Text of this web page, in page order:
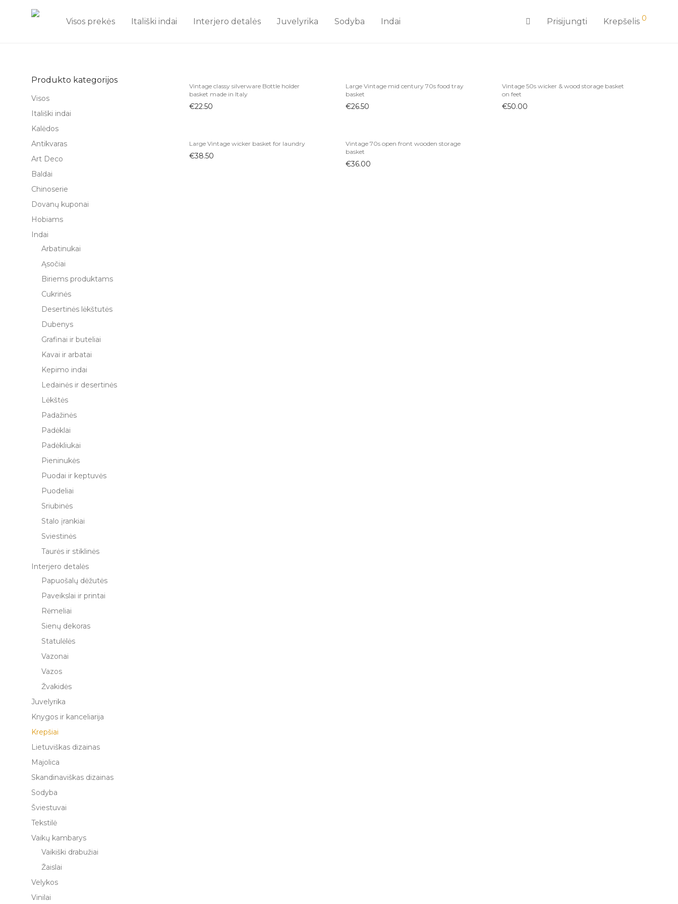
Visos prekės Itališki indai Interjero detalės Juvelyrika Sodyba Indai Prisijungti Krepšelis 0
Produkto kategorijos
Visos
Itališki indai
Kalėdos
Antikvaras
Art Deco
Baldai
Chinoserie
Dovanų kuponai
Hobiams
Indai
Arbatinukai
Ąsočiai
Biriems produktams
Cukrinės
Desertinės lėkštutės
Dubenys
Grafinai ir buteliai
Kavai ir arbatai
Kepimo indai
Ledainės ir desertinės
Lėkštės
Padažinės
Padėklai
Padėkliukai
Pieninukės
Puodai ir keptuvės
Puodeliai
Sriubinės
Stalo įrankiai
Sviestinės
Taurės ir stiklinės
Interjero detalės
Papuošalų dėžutės
Paveikslai ir printai
Rėmeliai
Sienų dekoras
Statulėlės
Vazonai
Vazos
Žvakidės
Juvelyrika
Knygos ir kanceliarija
Krepšiai
Lietuviškas dizainas
Majolica
Skandinaviškas dizainas
Sodyba
Šviestuvai
Tekstilė
Vaikų kambarys
Vaikiški drabužiai
Žaislai
Velykos
Vinilai
Vintage classy silverware Bottle holder
basket made in Italy
€22.50
Large Vintage mid century 70s food tray
basket
€26.50
Vintage 50s wicker & wood storage basket
on feet
€50.00
Large Vintage wicker basket for laundry
€38.50
Vintage 70s open front wooden storage
basket
€36.00